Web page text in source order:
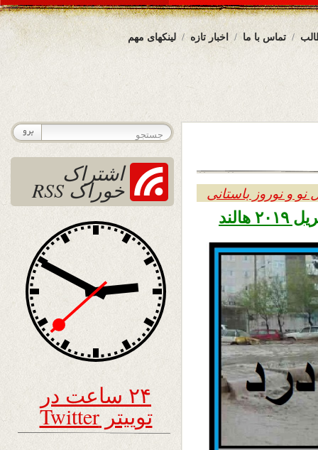
لینکهای مهم اخبار تازه تماس با ما
نو و نوروز باستانی
اشتراک
خوراک RSS
۲۴ ساعت در
توییتر Twitter